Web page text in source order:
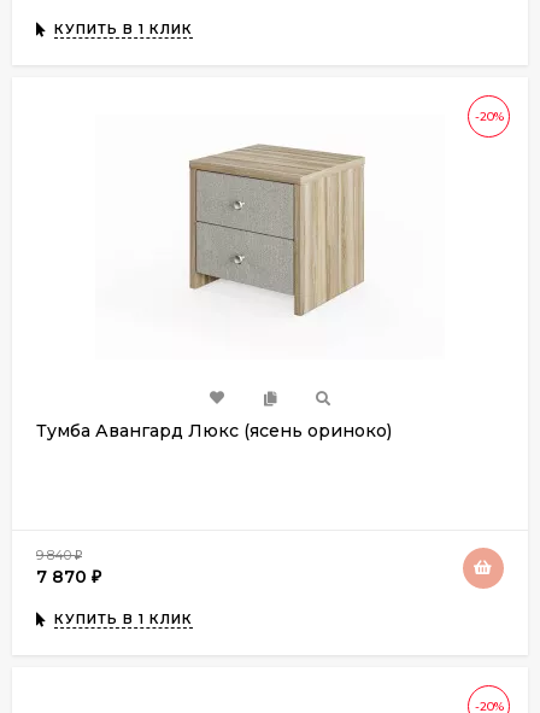
КУПИТЬ В 1 КЛИК
-20%
Тумба Авангард Люкс (ясень ориноко)
9 840₽
7 870 ₽
КУПИТЬ В 1 КЛИК
-20%